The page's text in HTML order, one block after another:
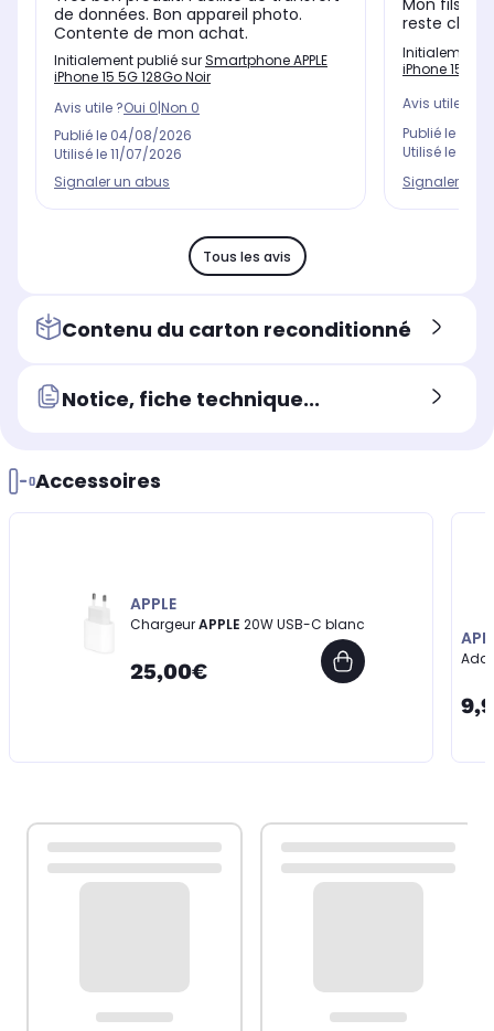
de données. Bon appareil photo.
Contente de mon achat.
Initialement publié surSmartphone APPLE
iPhone 15 5G 128Go Noir
Avis utile ?Oui 0|Non 0
Publié le 04/08/2026
Utilisé le11/07/2026
Signaler un abus
reste cher
Initialement
iPhone 15 5G
Avis utile ?
Publié le
Utilisé le
Signaler un
Tous les avis
Contenu du carton reconditionné
Notice, fiche technique...
Accessoires
APPLE
ChargeurAPPLE 20W USB-C blanc
25,00€